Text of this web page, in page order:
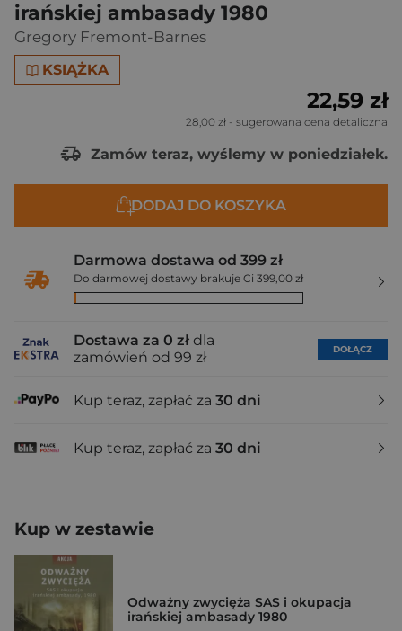
irańskiej ambasady 1980
Gregory Fremont-Barnes
KSIĄŻKA
22,59 zł
28,00 zł - sugerowana cena detaliczna
Zamów teraz, wyślemy w poniedziałek.
DODAJ DO KOSZYKA
Darmowa dostawa od 399 zł
Do darmowej dostawy brakuje Ci 399,00 zł
Dostawa za 0 zł dla
zamówień od 99 zł
DOŁĄCZ
Kup teraz, zapłać za 30 dni
Kup teraz, zapłać za 30 dni
Kup w zestawie
Odważny zwycięża SAS i okupacja
irańskiej ambasady 1980